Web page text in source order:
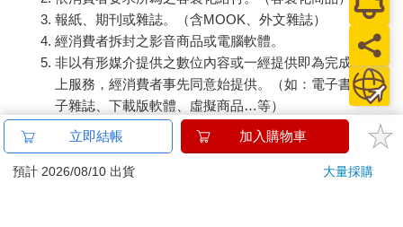
報紙、期刊或雜誌。（含MOOK、外文雜誌）
經消費者拆封之影音商品或電腦軟體。
非以有形媒介提供之數位內容或一經提供即為完成之線
上服務，經消費者事先同意始提供。（如：電子書、電
子雜誌、下載版軟體、虛擬商品…等）
已拆封之個人衛生用品。（如：內衣褲、刮鬍刀、除毛
若非上列種類商品，均享有到貨7天的猶豫期（含例假
立即結帳 加入購物車
預計 2026/08/10 出貨 大量採購